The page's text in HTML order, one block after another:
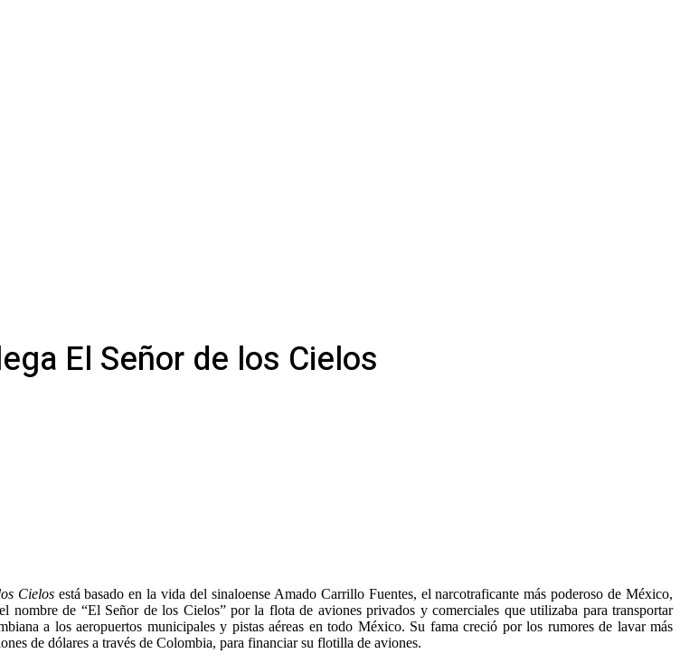
El Señor de los Cielos
Cielosestá basado en la vida del sinaloense Amado Carrillo Fuentes, el narcotraficante más poderoso de México,
nombre de “El Señor de los Cielos” por la flota de aviones privados y comerciales que utilizaba para transportar
a los aeropuertos municipales y pistas aéreas en todo México. Su fama creció por los rumores de lavar más
de dólares a través de Colombia, para financiar su flotilla de aviones.